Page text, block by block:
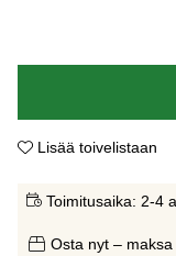
Lisää toivelistaan
Toimitusaika: 2-4
Osta nyt –